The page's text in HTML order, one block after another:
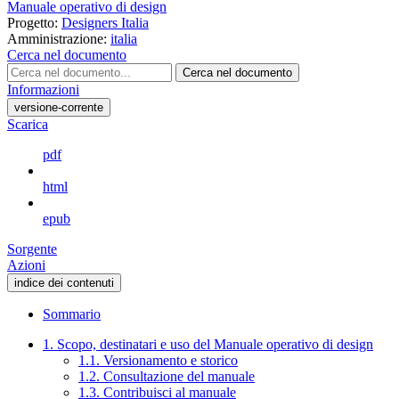
Manuale operativo di design
Progetto: Designers Italia
Amministrazione: italia
Cerca nel documento
Cerca nel documento
Informazioni
versione-corrente
Scarica
pdf
html
epub
Sorgente
Azioni
indice dei contenuti
Sommario
1. Scopo, destinatari e uso del Manuale operativo di design
1.1. Versionamento e storico
1.2. Consultazione del manuale
1.3. Contribuisci al manuale